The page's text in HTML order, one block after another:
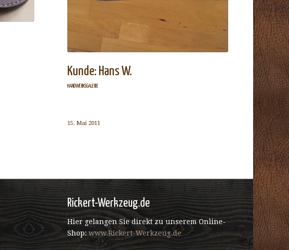
Kunde: Hans W.
HANDWERKSGALERIE
15. Mai 2011
Rickert-Werkzeug.de
Hier gelangen Sie direkt zu unserem Online-
Shop:www.Rickert-Werkzeug.de